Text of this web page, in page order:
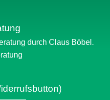
durch Claus Böbel.